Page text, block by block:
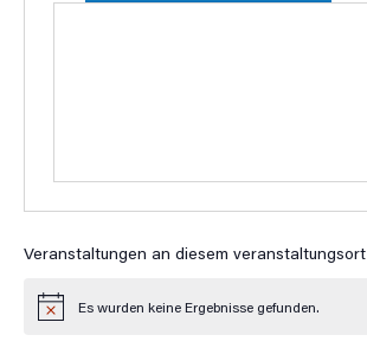
Veranstaltungen an diesem veranstaltungsort
HinweisEs wurden keine Ergebnisse gefunden.